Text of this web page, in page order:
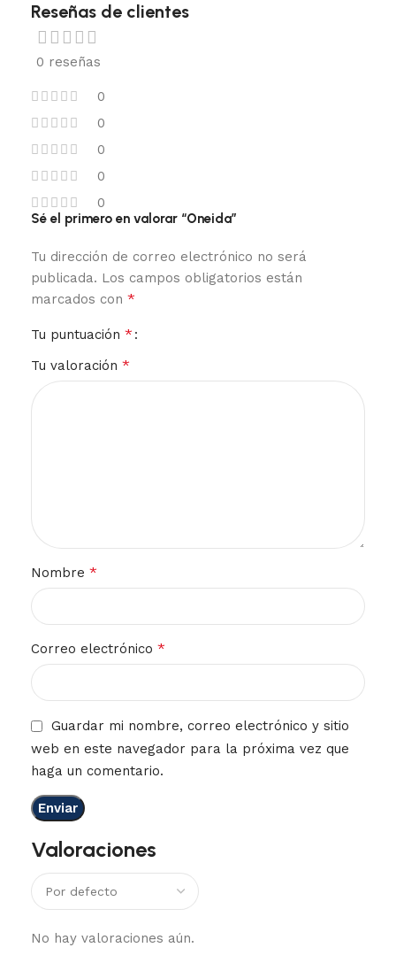
Reseñas de clientes
0 reseñas
0
0
0
0
0
Valoraciones
No hay valoraciones aún.
Sé el primero en valorar “Oneida”
Tu dirección de correo electrónico no será
publicada. Los campos obligatorios están
marcados con *
Tu puntuación *
Tu valoración *
Nombre *
Correo electrónico *
Guardar mi nombre, correo electrónico y sitio
web en este navegador para la próxima vez que
haga un comentario.